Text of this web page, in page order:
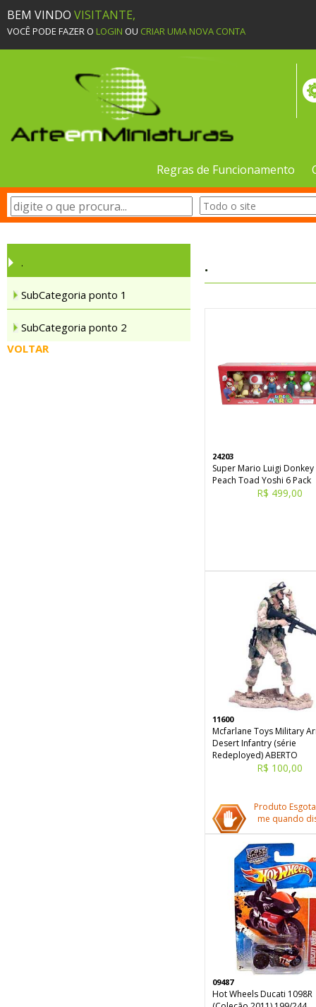
BEM VINDO VISITANTE,
VOCÊ PODE FAZER O LOGIN OU CRIAR UMA NOVA CONTA
Regras de Funcionamento
.
SubCategoria ponto 1
SubCategoria ponto 2
VOLTAR
.
24203
Super Mario Luigi Donkey
Peach Toad Yoshi 6 Pack
R$ 499,00
11600
Mcfarlane Toys Military
Desert Infantry (série
Redeployed) ABERTO
R$ 100,00
Produto
me quando
09487
Hot Wheels Ducati 1098R